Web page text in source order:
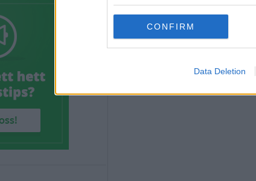
CONFIRM
Data Deletion
FOTBOLL 10 augusti 2024